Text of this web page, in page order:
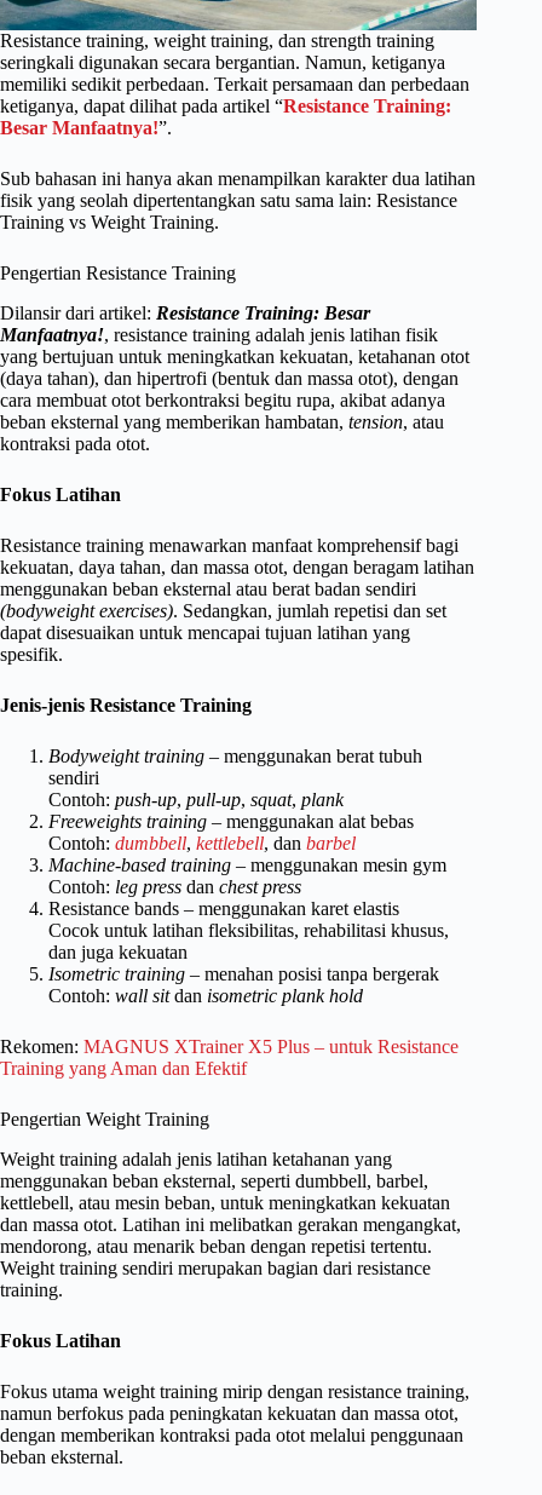
Resistance training, weight training, dan strength training
seringkali digunakan secara bergantian. Namun, ketiganya
memiliki sedikit perbedaan. Terkait persamaan dan perbedaan
ketiganya, dapat dilihat pada artikel “Resistance Training:
Besar Manfaatnya!”.
Sub bahasan ini hanya akan menampilkan karakter dua latihan
fisik yang seolah dipertentangkan satu sama lain: Resistance
Training vs Weight Training.
Pengertian Resistance Training
Dilansir dari artikel: Resistance Training: Besar
Manfaatnya!, resistance training adalah jenis latihan fisik
yang bertujuan untuk meningkatkan kekuatan, ketahanan otot
(daya tahan), dan hipertrofi (bentuk dan massa otot), dengan
cara membuat otot berkontraksi begitu rupa, akibat adanya
beban eksternal yang memberikan hambatan, tension, atau
kontraksi pada otot.
Fokus Latihan
Resistance training menawarkan manfaat komprehensif bagi
kekuatan, daya tahan, dan massa otot, dengan beragam latihan
menggunakan beban eksternal atau berat badan sendiri
(bodyweight exercises). Sedangkan, jumlah repetisi dan set
dapat disesuaikan untuk mencapai tujuan latihan yang
spesifik.
Jenis-jenis Resistance Training
Bodyweight training – menggunakan berat tubuh
sendiri
Contoh: push-up, pull-up, squat, plank
Freeweights training – menggunakan alat bebas
Contoh: dumbbell, kettlebell, dan barbel
Machine-based training – menggunakan mesin gym
Contoh: leg press dan chest press
Resistance bands – menggunakan karet elastis
Cocok untuk latihan fleksibilitas, rehabilitasi khusus,
dan juga kekuatan
Isometric training – menahan posisi tanpa bergerak
Contoh: wall sitdan isometric plank hold
Rekomen: MAGNUS XTrainer X5 Plus – untuk Resistance
Training yang Aman dan Efektif
Pengertian Weight Training
Weight training adalah jenis latihan ketahanan yang
menggunakan beban eksternal, seperti dumbbell, barbel,
kettlebell, atau mesin beban, untuk meningkatkan kekuatan
dan massa otot. Latihan ini melibatkan gerakan mengangkat,
mendorong, atau menarik beban dengan repetisi tertentu.
Weight training sendiri merupakan bagian dari resistance
training.
Fokus Latihan
Fokus utama weight training mirip dengan resistance training,
namun berfokus pada peningkatan kekuatan dan massa otot,
dengan memberikan kontraksi pada otot melalui penggunaan
beban eksternal.